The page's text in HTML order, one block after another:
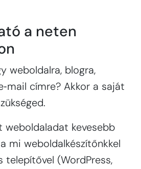
a neten
weboldalra, blogra,
címre? Akkor a saját
weboldaladat kevesebb
mi weboldalkészítőnkkel
telepítővel (WordPress,